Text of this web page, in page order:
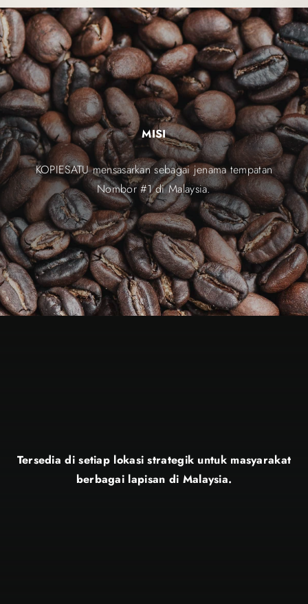
MISI
KOPIESATU mensasarkan sebagai jenama tempatan
Nombor #1 di Malaysia.
Tersedia di setiap lokasi strategik untuk masyarakat
berbagai lapisan di Malaysia.